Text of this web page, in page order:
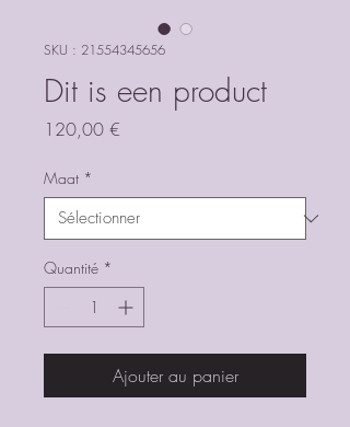
SKU : 21554345656
Dit is een product
120,00 €
Maat *
Quantité *
Ajouter au panier